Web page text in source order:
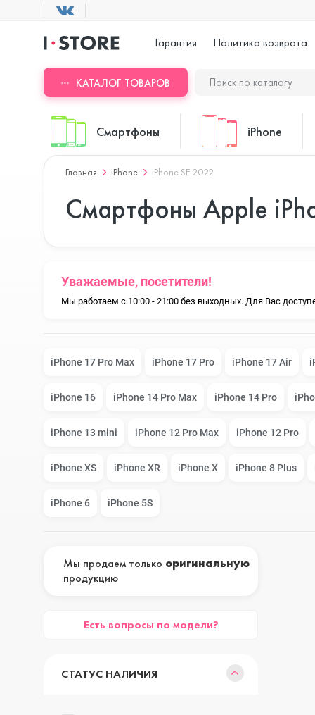
Гарантия Политика возврата
КАТАЛОГ ТОВАРОВ
Смартфоны
Blackview
Doogee
Google Pixel
Nokia
OPPO
iPhone
iPhone 17 Pro
iPhone 17 Air
iPhone 17e
iPhone 16E
Главная iPhone iPhone SE 2022
Смартфоны Apple
Уважаемые, посетители!
Мы работаем с 10:00 - 21:00 без выходных. Для Вас
iPhone 17 Pro Max iPhone 17 Pro iPhone 17 Air
iPhone 16 iPhone 14 Pro Max iPhone 14 Pro
iPhone 13 mini iPhone 12 Pro Max iPhone 12 Pro
iPhone XS iPhone XR iPhone X iPhone 8 Plus
iPhone 6 iPhone 5S
Мы продаем только оригинальную
продукцию
Есть вопросы по модели?
СТАТУС НАЛИЧИЯ